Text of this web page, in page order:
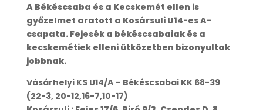
A Békéscsaba és a Kecskemét ellen is
győzelmet aratott a Kosársuli U14-es A-
csapata. Fejesék a békéscsabaiak és a
kecskemétiek elleni ütközetben bizonyultak
jobbnak.
Vásárhelyi KS U14/A – Békéscsabai KK 68-39
(22-3, 20-12,16-7,10-17)